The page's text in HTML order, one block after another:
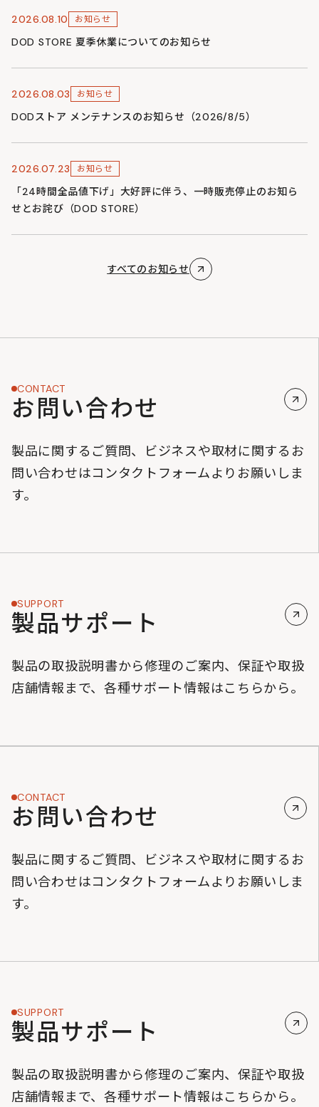
2026.08.10 お知らせ
DOD STORE 夏季休業についてのお知らせ
2026.08.03 お知らせ
DODストア メンテナンスのお知らせ（2026/8/5）
2026.07.23 お知らせ
「24時間全品値下げ」大好評に伴う、一時販売停止のお知ら
せとお詫び（DOD STORE）
すべてのお知らせ
CONTACT
お問い合わせ
製品に関するご質問、ビジネスや取材に関するお
問い合わせはコンタクトフォームよりお願いしま
す。
SUPPORT
製品サポート
製品の取扱説明書から修理のご案内、保証や取扱
店舗情報まで、各種サポート情報はこちらから。
CONTACT
お問い合わせ
製品に関するご質問、ビジネスや取材に関するお
問い合わせはコンタクトフォームよりお願いしま
す。
SUPPORT
製品サポート
製品の取扱説明書から修理のご案内、保証や取扱
店舗情報まで、各種サポート情報はこちらから。